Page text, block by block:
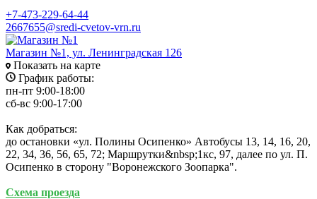
+7-473-229-64-44
2667655@sredi-cvetov-vrn.ru
Магазин №1, ул. Ленинградская 126
Показать на карте
График работы:
пн-пт 9:00-18:00
сб-вс 9:00-17:00
Как добраться:
до остановки «ул. Полины Осипенко» Автобусы 13, 14, 16, 20,
22, 34, 36, 56, 65, 72; Маршрутки&nbsp;1кс, 97, далее по ул. П.
Осипенко в сторону "Воронежского Зоопарка".
Схема проезда